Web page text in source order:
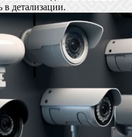
в детализации.